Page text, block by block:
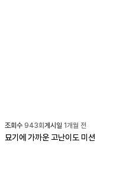
조회수 943회게시일 1개월 전
묘기에 가까운 고난이도 미션